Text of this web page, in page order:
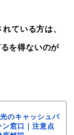
ている方は、
を得ないのが
のキャッシュバ
ン窓口｜注意点